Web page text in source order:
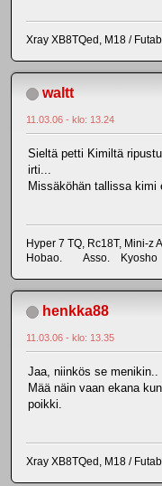
Xray XB8TQed, M18 /
waltt
11.03.06 - klo: 13.24
Sieltä petti Kimiltä
irti...
Missäköhän tallissa kimi
Hyper 7 TQ, Rc18T, Mini-z
Hobao. Asso. Kyosho
henkka88
11.03.06 - klo: 13.35
Jaa, niinkös se menikin..
Mää näin vaan ekana
poikki.
Xray XB8TQed, M18 /